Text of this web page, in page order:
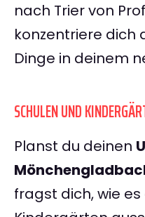
nach Trier von
konzentriere dich
Dinge in deinem
SCHULEN UND
Planst du deinen
fragst dich, wie